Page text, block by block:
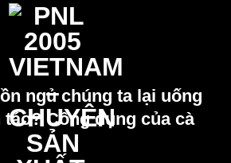
ngủ chúng ta lại uống
Công dụng của cà